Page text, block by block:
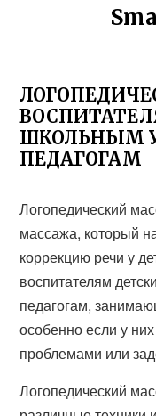
ШКОЛЬНЫМ
ПЕДАГОГАМ
Логопедический
массажа, который
коррекцию речи у
воспитателям
педагогам,
особенно если у
проблемами или
Логопедический